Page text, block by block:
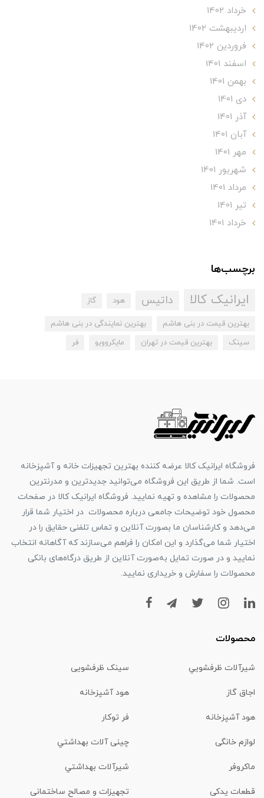
خرداد 1402
ارديبهشت 1402
فروردین 1402
اسفند 1401
بهمن 1401
دی 1401
آذر 1401
آبان 1401
مهر 1401
شهریور 1401
مرداد 1401
تير 1401
خرداد 1401
برچسب‌ها
ایرانیک کالا داتیس هود گاز
بهترین قیمت در بنی هاشم
بهترین نمایندگی در بنی هاشم
سینک
بهترین قیمت در تهران مایکروویو فر
فروشگاه ایرانیک کالا عرضه کننده بهترین تجهیزات خانه و آشپزخانه
است. شما از طریق این فروشگاه می‌توانید جدیدترین و مدرنترین
محصولات را مشاهده و تهیه نمایید. فروشگاه ایرانیک کالا در صفحات
محصول خود توضیحات جامعی درباره محصولات در اختیار شما قرار
می‌دهد و کارشناسان ما بصورت آنلاین و تماس تلفنی حقایق را در
اختیار شما می‌گذارد و این امکان را فراهم می‌سازند که آگاهانه انتخاب
نمایید و در صورت تمایل به‌صورت آنلاین از طریق درگاه‌های بانکی
محصولات را سفارش و خریداری نمایید.
محصولات
شیرآلات ظرفشويي سینک ظرفشویی
اجاق گاز هود آشپزخانه
هود آشپزخانه فر توکار
لوازم خانگی چینی آلات بهداشتي
ماكروفر شیرآلات بهداشتي
قطعات یدکی تجهیزات و مصالح ساختمانی